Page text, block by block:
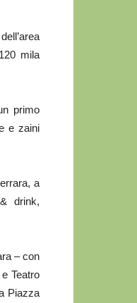
mila
primo
e zaini
a
drink,
– con
Teatro
Piazza